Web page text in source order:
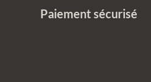
Paiement